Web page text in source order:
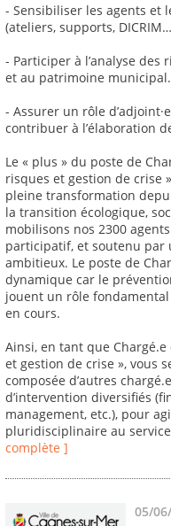
- Sensibiliser les agents et
(ateliers, supports,
- Participer à l’analyse des
et au patrimoine municipal.
- Assurer un rôle
contribuer à l’élaboration
Le « plus » du poste de
risques et gestion de crise
pleine transformation
la transition écologique,
mobilisons nos 2300
participatif, et soutenu par
ambitieux. Le poste de
dynamique car le
jouent un rôle
en cours.
Ainsi, en tant que
et gestion de crise », vous
composée d’autres
d’intervention diversifiés
management, etc.), pour
pluridisciplinaire au
complète ]
05/